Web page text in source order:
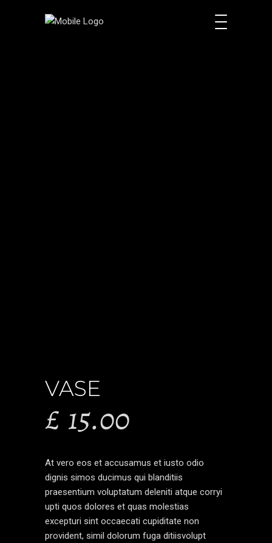
VASE
£ 15.00
At vero eos et accusamus et iusto odio
dignis simos ducimus qui blanditiis
praesentium voluptatum deleniti atque corryi
upti quos dolores et quas molestias
excepturi sint occaecati cupiditate non
provident, simil dolorum fuga ditiisvolupt